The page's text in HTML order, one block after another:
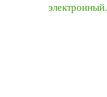
электронный.